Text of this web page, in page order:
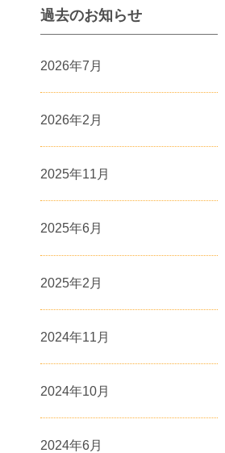
過去のお知らせ
2026年7月
2026年2月
2025年11月
2025年6月
2025年2月
2024年11月
2024年10月
2024年6月